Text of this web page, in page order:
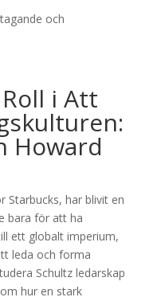
och
i Att
Howard
Starbucks, har blivit en
bara för att ha
ett globalt imperium,
leda och forma
Schultz ledarskap
hur en stark